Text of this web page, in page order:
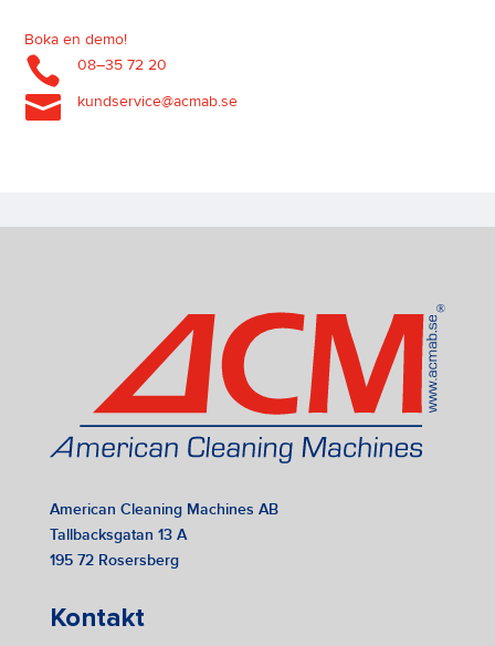
Boka en demo!
 08–35 72 20
 kundservice@acmab.se
American Cleaning Machines AB
Tallbacksgatan 13 A
195 72 Rosersberg
Kontakt